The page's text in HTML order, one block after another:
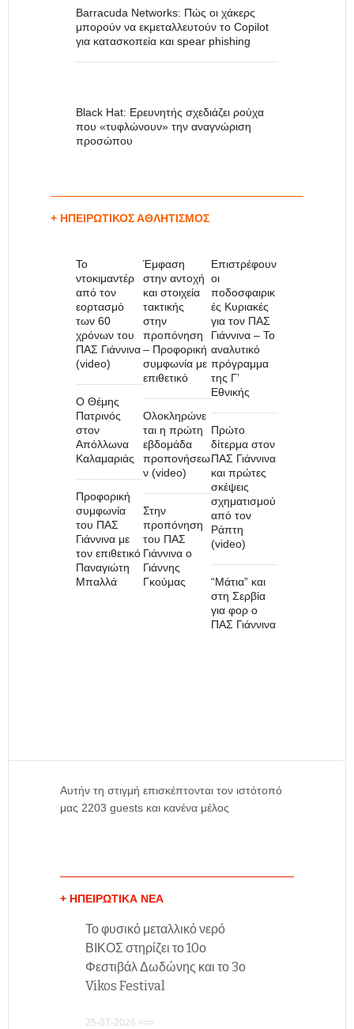
Barracuda Networks: Πώς οι χάκερς
μπορούν να εκμεταλλευτούν το Copilot
για κατασκοπεία και spear phishing
Black Hat: Ερευνητής σχεδιάζει ρούχα
που «τυφλώνουν» την αναγνώριση
προσώπου
+ ΗΠΕΙΡΩΤΙΚΌΣ ΑΘΛΗΤΙΣΜΌΣ
Το
ντοκιμαντέρ
από τον
εορτασμό
των 60
χρόνων του
ΠΑΣ Γιάννινα
(video)
Ο Θέμης
Πατρινός
στον
Απόλλωνα
Καλαμαριάς
Προφορική
συμφωνία
του ΠΑΣ
Γιάννινα με
τον επιθετικό
Παναγιώτη
Μπαλλά
Έμφαση
στην αντοχή
και στοιχεία
τακτικής
στην
προπόνηση
– Προφορική
συμφωνία με
επιθετικό
Ολοκληρώνε
ται η πρώτη
εβδομάδα
προπονήσεω
ν (video)
Στην
προπόνηση
του ΠΑΣ
Γιάννινα ο
Γιάννης
Γκούμας
Επιστρέφουν
οι
ποδοσφαιρικ
ές Κυριακές
για τον ΠΑΣ
Γιάννινα – Το
αναλυτικό
πρόγραμμα
της Γ’
Εθνικής
Πρώτο
δίτερμα στον
ΠΑΣ Γιάννινα
και πρώτες
σκέψεις
σχηματισμού
από τον
Ράπτη
(video)
“Μάτια” και
στη Σερβία
για φορ ο
ΠΑΣ Γιάννινα
Αυτήν τη στιγμή επισκέπτονται τον ιστότοπό
μας 2203 guests και κανένα μέλος
+ ΗΠΕΙΡΩΤΙΚΆ ΝΈΑ
Το φυσικό μεταλλικό νερό
ΒΙΚΟΣ στηρίζει το 10ο
Φεστιβάλ Δωδώνης και το 3ο
Vikos Festival
25-07-2026 ==>